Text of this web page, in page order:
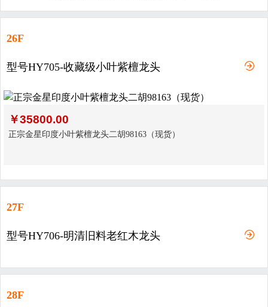
26F
型号HY705-收藏级小叶紫檀龙头
￥35800.00
正宗金星印度小叶紫檀龙头二胡98163（现货）
27F
型号HY706-明清旧料老红木龙头
28F